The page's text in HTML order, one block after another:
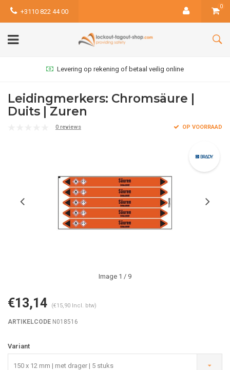
+3110 822 44 00
0
Levering op rekening of betaal veilig online
Leidingmerkers: Chromsäure |
Duits | Zuren
0 reviews OP VOORRAAD
Image 1 / 9
€13,14 (€15,90 Incl. btw)
ARTIKELCODE N018516
Variant
150 x 12 mm | met drager | 5 stuks